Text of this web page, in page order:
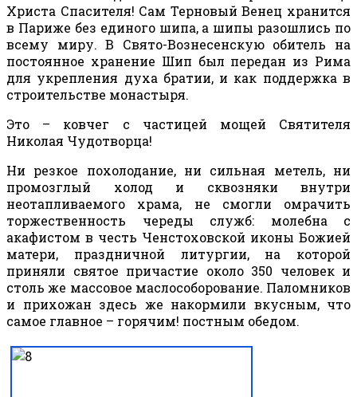
Христа Спасителя! Сам Терновый Венец хранится
в Париже без единого шипа, а шипы разошлись по
всему миру. В Свято-Вознесенскую обитель на
постоянное хранение Шип был передан из Рима
для укрепления духа братии, и как поддержка в
строительстве монастыря.
Это – ковчег с частицей мощей Святителя
Николая Чудотворца!
Ни резкое похолодание, ни сильная метель, ни
промозглый холод и сквозняки внутри
неотапливаемого храма, не смогли омрачить
торжественность череды служб: молебна с
акафистом в честь Ченстоховской иконы Божией
матери, праздничной литургии, на которой
приняли святое причастие около 350 человек и
столь же массовое маслособорование. Паломников
и прихожан здесь же накормили вкусным, что
самое главное – горячим! постным обедом.